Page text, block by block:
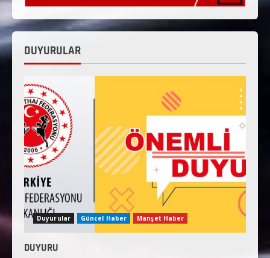
DUYURULAR
Duyurular Güncel Haber Manşet Haber
DUYURU